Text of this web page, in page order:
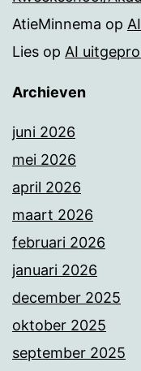
AtieMinnema op
Lies op AI
Archieven
juni 2026
mei 2026
april 2026
maart 2026
februari 2026
januari 2026
december 2025
oktober 2025
september 2025